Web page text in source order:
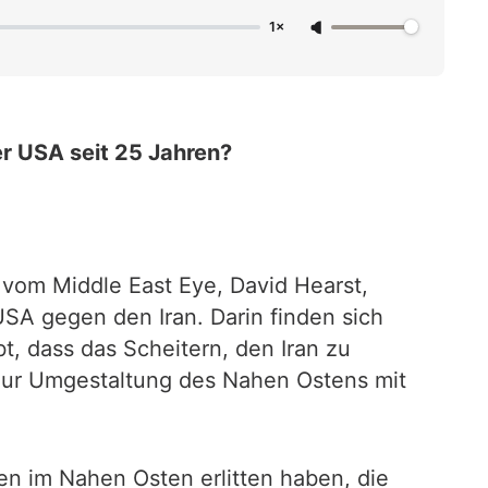
1×
USA seit 25 Jahren?
Middle East Eye, David Hearst,
gegen den Iran. Darin finden sich
dass das Scheitern, den Iran zu
Umgestaltung des Nahen Ostens mit
im Nahen Osten erlitten haben, die